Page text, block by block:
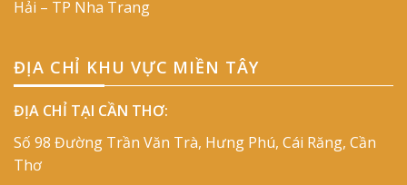
Hải – TP Nha Trang
ĐỊA CHỈ KHU VỰC MIỀN TÂY
ĐỊA CHỈ TẠI CẦN THƠ:
Số 98 Đường Trần Văn Trà, Hưng Phú, Cái Răng, Cần
Thơ